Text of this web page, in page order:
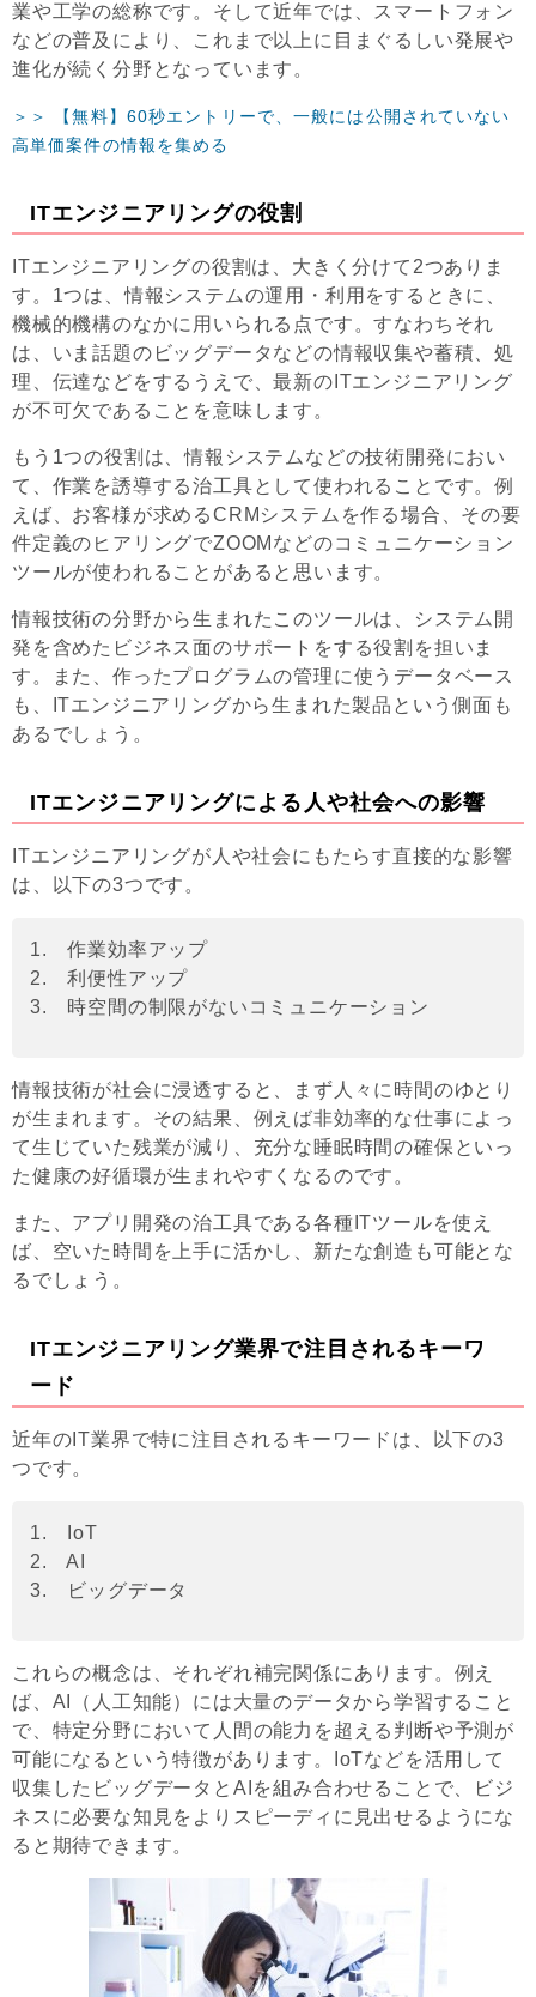
業や工学の総称です。そして近年では、スマートフォン
などの普及により、これまで以上に目まぐるしい発展や
進化が続く分野となっています。
＞＞ 【無料】60秒エントリーで、一般には公開されていない
高単価案件の情報を集める
ITエンジニアリングの役割
ITエンジニアリングの役割は、大きく分けて2つありま
す。1つは、情報システムの運用・利用をするときに、
機械的機構のなかに用いられる点です。すなわちそれ
は、いま話題のビッグデータなどの情報収集や蓄積、処
理、伝達などをするうえで、最新のITエンジニアリング
が不可欠であることを意味します。
もう1つの役割は、情報システムなどの技術開発におい
て、作業を誘導する治工具として使われることです。例
えば、お客様が求めるCRMシステムを作る場合、その要
件定義のヒアリングでZOOMなどのコミュニケーション
ツールが使われることがあると思います。
情報技術の分野から生まれたこのツールは、システム開
発を含めたビジネス面のサポートをする役割を担いま
す。また、作ったプログラムの管理に使うデータベース
も、ITエンジニアリングから生まれた製品という側面も
あるでしょう。
ITエンジニアリングによる人や社会への影響
ITエンジニアリングが人や社会にもたらす直接的な影響
は、以下の3つです。
1. 作業効率アップ
2. 利便性アップ
3. 時空間の制限がないコミュニケーション
情報技術が社会に浸透すると、まず人々に時間のゆとり
が生まれます。その結果、例えば非効率的な仕事によっ
て生じていた残業が減り、充分な睡眠時間の確保といっ
た健康の好循環が生まれやすくなるのです。
また、アプリ開発の治工具である各種ITツールを使え
ば、空いた時間を上手に活かし、新たな創造も可能とな
るでしょう。
ITエンジニアリング業界で注目されるキーワ
ード
近年のIT業界で特に注目されるキーワードは、以下の3
つです。
1. IoT
2. AI
3. ビッグデータ
これらの概念は、それぞれ補完関係にあります。例え
ば、AI（人工知能）には大量のデータから学習すること
で、特定分野において人間の能力を超える判断や予測が
可能になるという特徴があります。IoTなどを活用して
収集したビッグデータとAIを組み合わせることで、ビジ
ネスに必要な知見をよりスピーディに見出せるようにな
ると期待できます。